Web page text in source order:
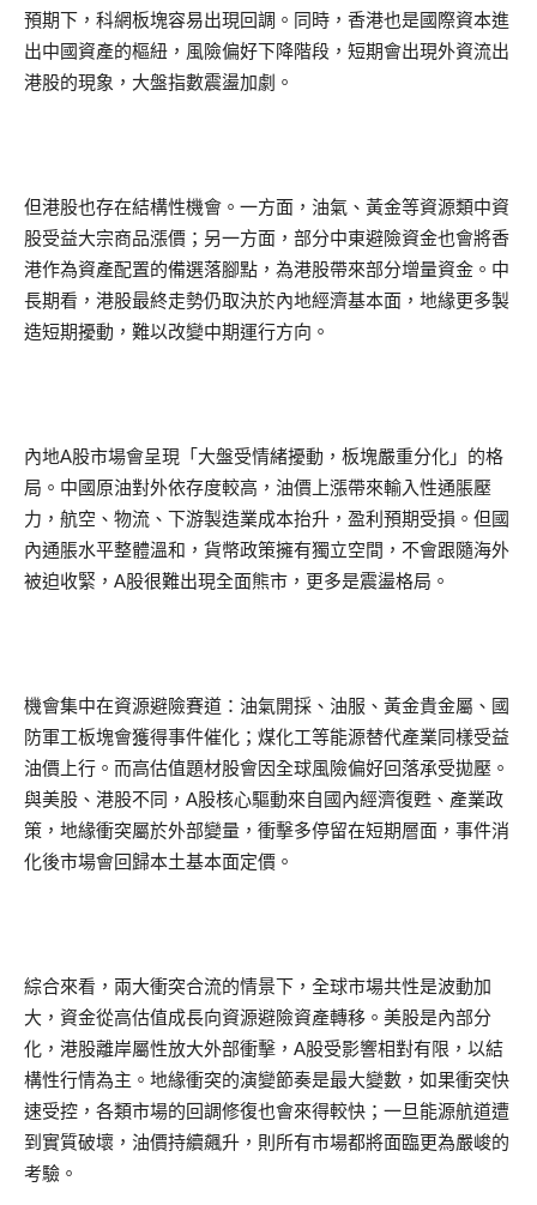
預期下，科網板塊容易出現回調。同時，香港也是國際資本進
出中國資產的樞紐，風險偏好下降階段，短期會出現外資流出
港股的現象，大盤指數震盪加劇。
但港股也存在結構性機會。一方面，油氣、黃金等資源類中資
股受益大宗商品漲價；另一方面，部分中東避險資金也會將香
港作為資產配置的備選落腳點，為港股帶來部分增量資金。中
長期看，港股最終走勢仍取決於內地經濟基本面，地緣更多製
造短期擾動，難以改變中期運行方向。
內地A股市場會呈現「大盤受情緒擾動，板塊嚴重分化」的格
局。中國原油對外依存度較高，油價上漲帶來輸入性通脹壓
力，航空、物流、下游製造業成本抬升，盈利預期受損。但國
內通脹水平整體溫和，貨幣政策擁有獨立空間，不會跟隨海外
被迫收緊，A股很難出現全面熊市，更多是震盪格局。
機會集中在資源避險賽道：油氣開採、油服、黃金貴金屬、國
防軍工板塊會獲得事件催化；煤化工等能源替代產業同樣受益
油價上行。而高估值題材股會因全球風險偏好回落承受拋壓。
與美股、港股不同，A股核心驅動來自國內經濟復甦、產業政
策，地緣衝突屬於外部變量，衝擊多停留在短期層面，事件消
化後市場會回歸本土基本面定價。
綜合來看，兩大衝突合流的情景下，全球市場共性是波動加
大，資金從高估值成長向資源避險資產轉移。美股是內部分
化，港股離岸屬性放大外部衝擊，A股受影響相對有限，以結
構性行情為主。地緣衝突的演變節奏是最大變數，如果衝突快
速受控，各類市場的回調修復也會來得較快；一旦能源航道遭
到實質破壞，油價持續飆升，則所有市場都將面臨更為嚴峻的
考驗。